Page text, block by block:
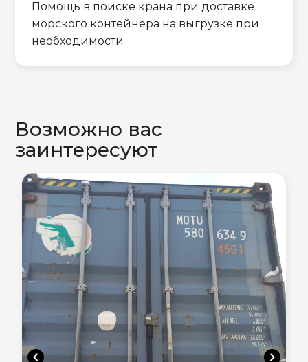
Помощь в поиске крана при доставке
морского контейнера на выгрузке при
необходимости
Возможно вас
заинтересуют
chevron_left chevron_right